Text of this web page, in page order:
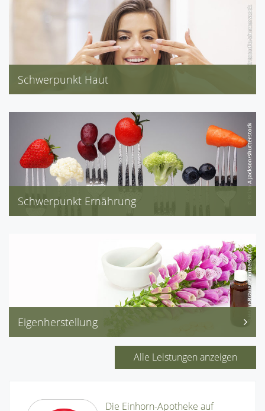
Schwerpunkt Haut
Eucerin, Louis Widmer, bepanthol
NUXE, Lierac
Schwerpunkt Ernährung
Neurodermitis, Schwangerschaft
Eigenherstellung
Individualrezepturen(Salben, Kapseln, Zäpfchen)
Alle Leistungen anzeigen
Die Einhorn-Apotheke auf